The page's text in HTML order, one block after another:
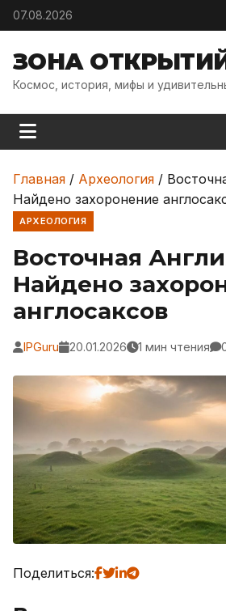
Skip to content
07.08.2026
ЗОНА
Космос, история, мифы и
Главная / Археология /
Найдено захоронение
АРХЕОЛОГИЯ
Восточная
Найдено
англосаксов
IPGuru 20.01.2026 1 мин чтения
Поделиться: